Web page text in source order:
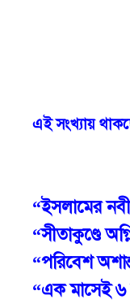
এই সংখ্যায়
“ইসলামের
“সীতাকুণ্ডে
“পরিবেশ
“এক মাসেই ৬